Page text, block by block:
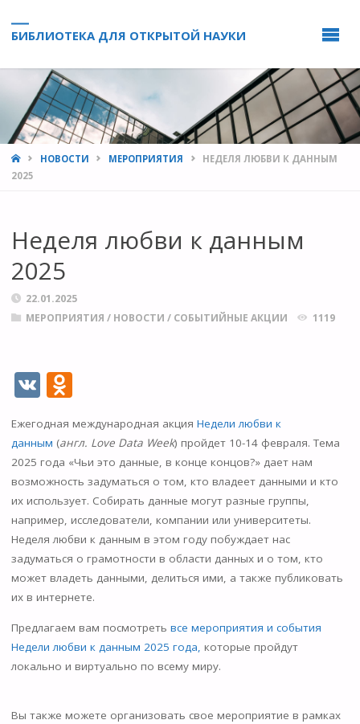
БИБЛИОТЕКА ДЛЯ ОТКРЫТОЙ НАУКИ
HOMEНОВОСТИ МЕРОПРИЯТИЯ
НЕДЕЛЯ ЛЮБВИ К ДАННЫМ
2025
Неделя любви к данным
2025
22.01.2025
МЕРОПРИЯТИЯ / НОВОСТИ / СОБЫТИЙНЫЕ АКЦИИ 1119
V O
n
o
kl
as
s
ni
ki
Ежегодная международная акция Недели любви к
данным (англ. Love Data Week) пройдет 10-14 февраля. Тема
2025 года «Чьи это данные, в конце концов?» дает нам
возможность задуматься о том, кто владеет данными и кто
их использует. Собирать данные могут разные группы,
например, исследователи, компании или университеты.
Неделя любви к данным в этом году побуждает нас
задуматься о грамотности в области данных и о том, кто
может владеть данными, делиться ими, а также публиковать
их в интернете.
Предлагаем вам посмотреть все мероприятия и события
Недели любви к данным 2025 года, которые пройдут
локально и виртуально по всему миру.
Вы также можете организовать свое мероприятие в рамках